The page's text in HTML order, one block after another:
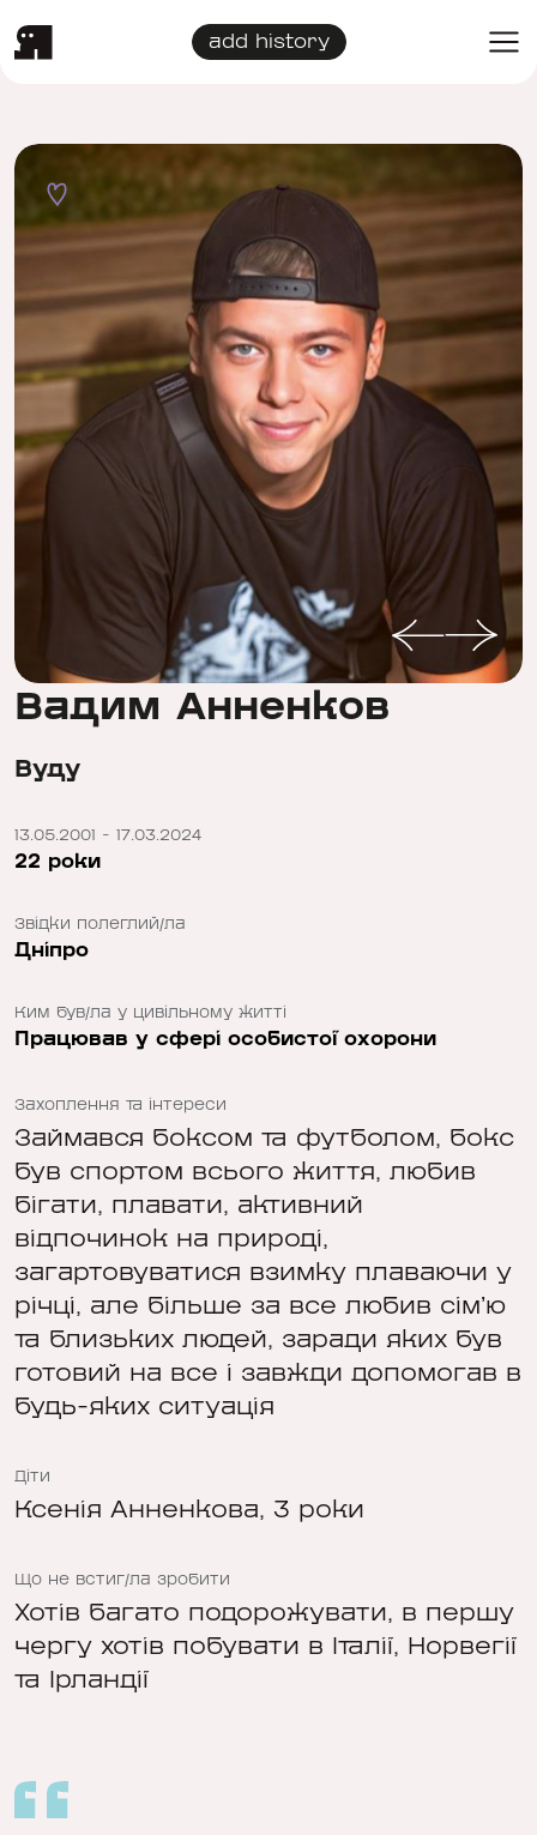
add history
Вадим Анненков
Вуду
13.05.2001 - 17.03.2024
22 роки
Звідки полеглий/ла
Дніпро
Ким був/ла у цивільному житті
Працював у сфері особистої охорони
Захоплення та інтереси
Займався боксом та футболом, бокс
був спортом всього життя, любив
бігати, плавати, активний
відпочинок на природі,
загартовуватися взимку плаваючи у
річці, але більше за все любив сімʼю
та близьких людей, заради яких був
готовий на все і завжди допомогав в
будь-яких ситуація
Діти
Ксенія Анненкова, 3 роки
Що не встиг/ла зробити
Хотів багато подорожувати, в першу
чергу хотів побувати в Італії, Норвегії
та Ірландії